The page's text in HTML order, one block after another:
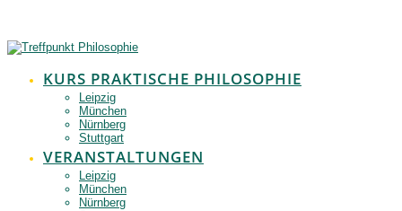
springen
KURS PRAKTISCHE PHILOSOPHIE
Leipzig
München
Nürnberg
Stuttgart
VERANSTALTUNGEN
Leipzig
München
Nürnberg